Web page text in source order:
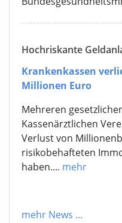
Hochriskante
Krankenkassen
Millionen Euro
Mehreren
Kassenärztlichen
Verlust von
risikobehafteten
haben.... mehr
mehr News ...